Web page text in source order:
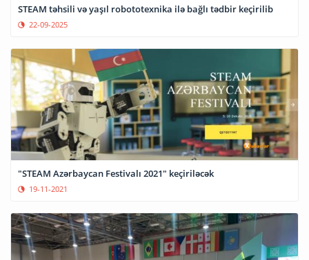
STEAM təhsili və yaşıl robototexnika ilə bağlı tədbir keçirilib
22-09-2025
"STEAM Azərbaycan Festivalı 2021" keçiriləcək
19-11-2021